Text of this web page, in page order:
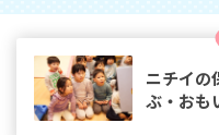
ニチイの
ぶ・おも